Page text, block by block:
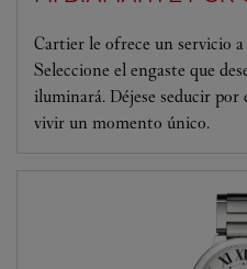
Cartier le ofrece un servicio a
Seleccione el engaste que
iluminará. Déjese seducir por
vivir un momento único.